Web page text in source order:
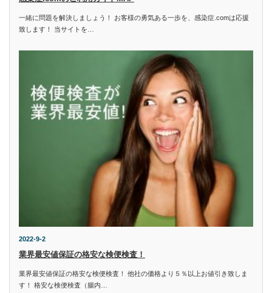
一緒に問題を解決しましょう！ お客様の勇気ある一歩を、感染症.comは応援
致します！ 当サイトを…
2022-9-2
業界最安値保証の格安な検便検査！
業界最安値保証の格安な検便検査！ 他社の価格より５％以上お値引き致しま
す！ 格安な検便検査（腸内…